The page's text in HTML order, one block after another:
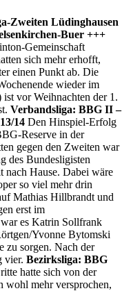
Zweiten Lüdinghausen
Buer +++
Gemeinschaft
sich mehr erhofft,
einen Punkt ab. Die
wieder im
vor Weihnachten der 1.
Verbandsliga: BBG II –
Den Hinspiel-Erfolg
Reserve in der
gegen den Zweiten war
des Bundesligisten
nach Hause. Dabei wäre
so viel mehr drin
Mathias Hillbrandt und
erst im
es Katrin Sollfrank
Yvonne Bytomski
zu sorgen. Nach der
vier. Bezirksliga: BBG
hatte sich von der
wohl mehr versprochen,